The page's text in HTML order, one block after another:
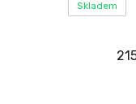
Skladem